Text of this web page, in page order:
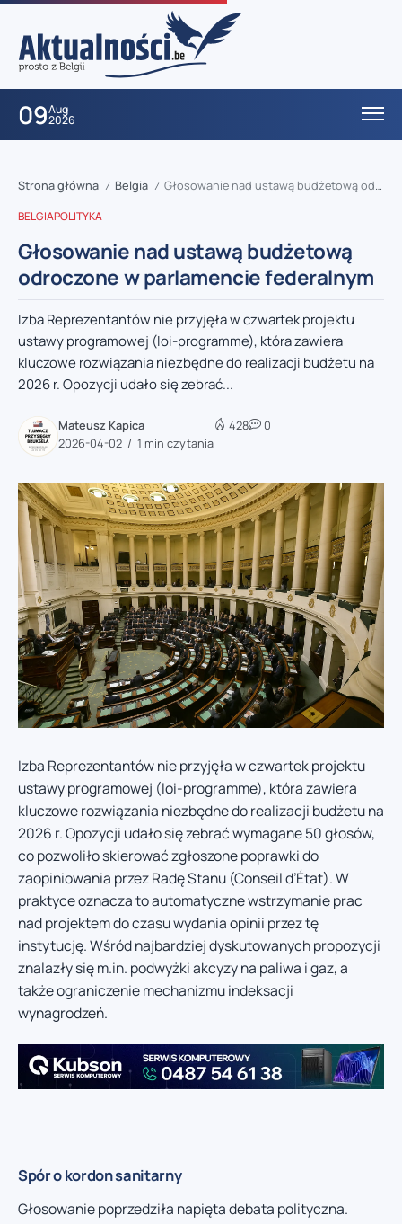
09Aug
2026
Strona główna / Belgia / Głosowanie nad ustawą budżetową odroczone w parlamencie federalnym
BELGIAPOLITYKA
Głosowanie nad ustawą budżetową
odroczone w parlamencie federalnym
Izba Reprezentantów nie przyjęła w czwartek projektu
ustawy programowej (loi-programme), która zawiera
kluczowe rozwiązania niezbędne do realizacji budżetu na
2026 r. Opozycji udało się zebrać...
Mateusz Kapica
2026-04-02
1 min czytania
428 0
Izba Reprezentantów nie przyjęła w czwartek projektu
ustawy programowej (loi-programme), która zawiera
kluczowe rozwiązania niezbędne do realizacji budżetu na
2026 r. Opozycji udało się zebrać wymagane 50 głosów,
co pozwoliło skierować zgłoszone poprawki do
zaopiniowania przez Radę Stanu (Conseil d’État). W
praktyce oznacza to automatyczne wstrzymanie prac
nad projektem do czasu wydania opinii przez tę
instytucję. Wśród najbardziej dyskutowanych propozycji
znalazły się m.in. podwyżki akcyzy na paliwa i gaz, a
także ograniczenie mechanizmu indeksacji
wynagrodzeń.
Spór o kordon sanitarny
Głosowanie poprzedziła napięta debata polityczna.